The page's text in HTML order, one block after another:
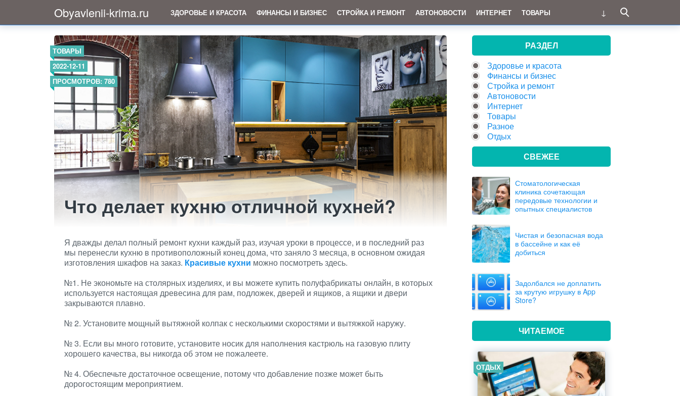
Obyavlenii-krima.ru ЗДОРОВЬЕ И КРАСОТА ФИНАНСЫ И БИЗНЕС СТРОЙКА И РЕМОНТ АВТОНОВОСТИ ИНТЕРНЕТ ТОВАРЫ
ТОВАРЫ
2022-12-11
ПРОСМОТРОВ: 780
Что делает кухню отличной кухней?
Я дважды делал полный ремонт кухни каждый раз, изучая уроки в процессе, и в последний раз
мы перенесли кухню в противоположный конец дома, что заняло 3 месяца, в основном ожидая
изготовления шкафов на заказ. Красивые кухни можно посмотреть здесь.
№1. Не экономьте на столярных изделиях, и вы можете купить полуфабрикаты онлайн, в которых
используется настоящая древесина для рам, подложек, дверей и ящиков, а ящики и двери
закрываются плавно.
№ 2. Установите мощный вытяжной колпак с несколькими скоростями и вытяжкой наружу.
№ 3. Если вы много готовите, установите носик для наполнения кастрюль на газовую плиту
хорошего качества, вы никогда об этом не пожалеете.
№ 4. Обеспечьте достаточное освещение, потому что добавление позже может быть
дорогостоящим мероприятием.
РАЗДЕЛ
Здоровье и красота
Финансы и бизнес
Стройка и ремонт
Автоновости
Интернет
Товары
Разное
Отдых
СВЕЖЕЕ
Стоматологическая
клиника сочетающая
передовые технологии и
опытных специалистов
Чистая и безопасная вода
в бассейне и как её
добиться
Задолбался не доплатить
за крутую игрушку в App
Store?
ЧИТАЕМОЕ
ОТДЫХ